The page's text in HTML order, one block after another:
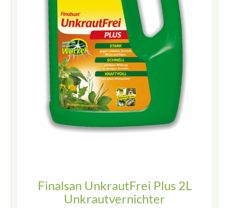
Finalsan UnkrautFrei Plus 2L
Unkrautvernichter